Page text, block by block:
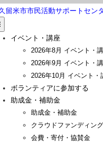
イベント・講座
2026年8月 イベント・
2026年9月 イベント・
2026年10月 イベント・
ボランティアに参加する
助成金・補助金
助成金・補助金
クラウドファンディング
会費・寄付・協賛金